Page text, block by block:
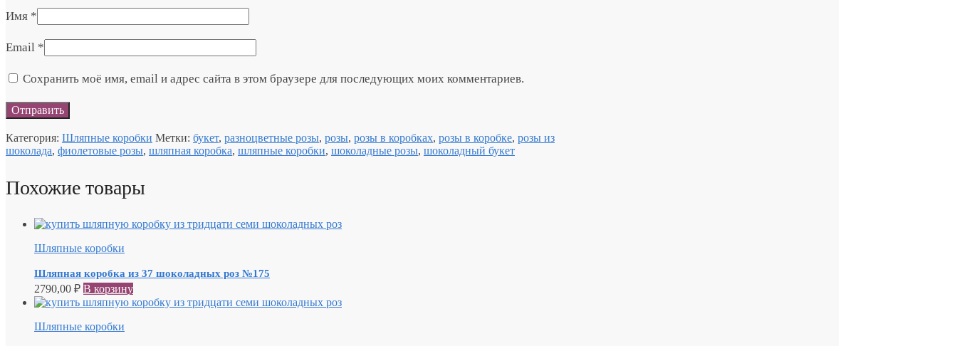
Имя *
Email *
Сохранить моё имя, email и адрес сайта в этом браузере для последующих моих комментариев.
Категория: Шляпные коробки Метки: букет, разноцветные розы, розы, розы в коробках, розы в коробке, розы из
шоколада, фиолетовые розы, шляпная коробка, шляпные коробки, шоколадные розы, шоколадный букет
Похожие товары
Шляпные коробки
Шляпная коробка из 37 шоколадных роз №175
2790,00 ₽ В корзину
Шляпные коробки